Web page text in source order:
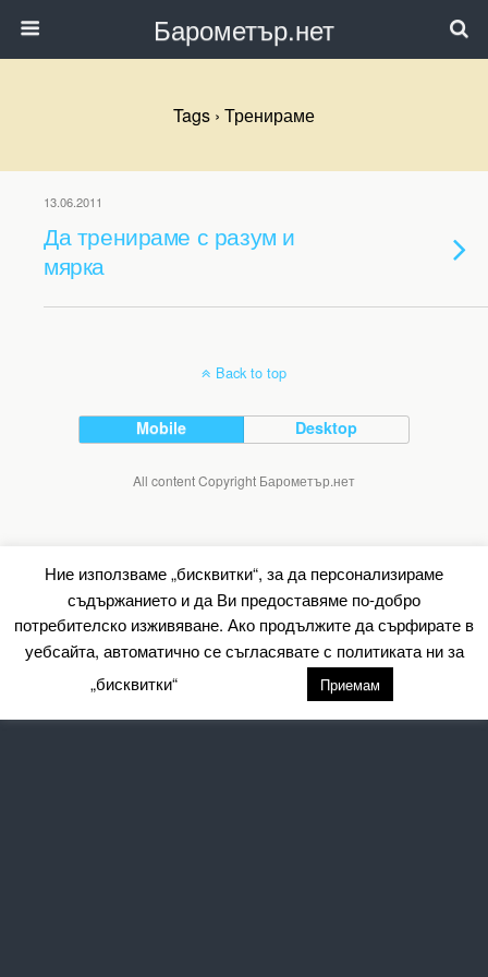
Барометър.нет
Tags › Тренираме
13.06.2011
Да тренираме с разум и
мярка
Back to top
Mobile Desktop
All content Copyright Барометър.нет
Ние използваме „бисквитки“, за да персонализираме
съдържанието и да Ви предоставяме по-добро
потребителско изживяване. Ако продължите да сърфирате в
уебсайта, автоматично се съгласявате с политиката ни за
„бисквитки“
Приемам